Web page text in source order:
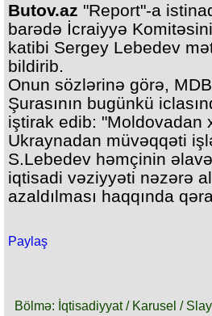
Butov.az "Report"-a
barədə İcraiyyə
katibi Sergey Lebedev
bildirib.
Onun sözlərinə görə,
Şurasının bugünkü
iştirak edib: "Moldovadan
Ukraynadan müvəqqəti
S.Lebedev həmçinin
iqtisadi vəziyyəti nəzərə
azaldılması haqqında
Paylaş
Bölmə: İqtisadiyyat / Karusel /